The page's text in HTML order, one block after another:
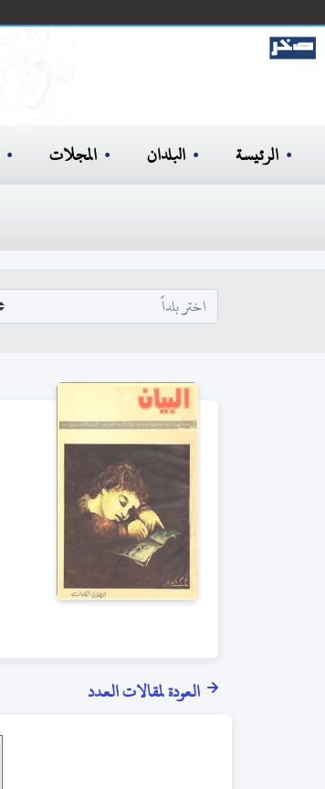
الرئيسة البلدان المجلات
العودة لمقالات العدد